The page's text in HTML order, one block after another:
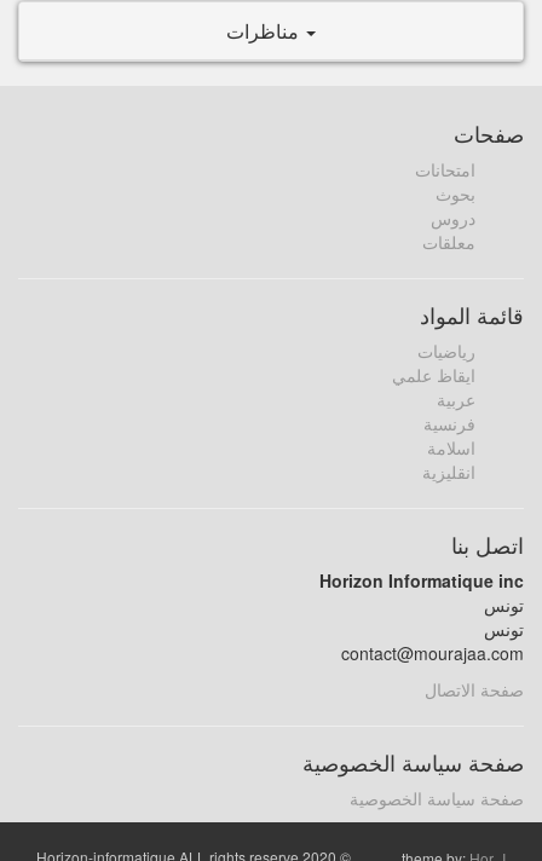
مناظرات
صفحات
امتحانات
بحوث
دروس
معلقات
قائمة المواد
رياضيات
ايقاظ علمي
عربية
فرنسية
اسلامة
انقليزية
اتصل بنا
Horizon Informatique inc
تونس
تونس
contact@mourajaa.com
صفحة الاتصال
صفحة سياسة الخصوصية
صفحة سياسة الخصوصية
© 2020 Horizon-informatique ALL rights reserve